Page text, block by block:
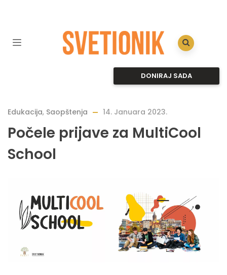
DONIRAJ SADA
Edukacija, Saopštenja 14. Januara 2023.
Počele prijave za MultiCool
School